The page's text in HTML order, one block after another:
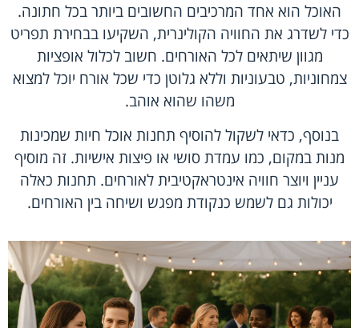
האוכל הוא אחד המרכיבים החשובים ביותר בכל חתונה.
כדי לשדרג את החוויה הקולינרית, השקיעו בבחירת תפריט
מגוון שיתאים לכל האורחים. חשוב לכלול אופציות
צמחוניות, טבעוניות וללא גלוטן כדי שכל אורח יוכל למצוא
משהו שהוא אוהב.
בנוסף, כדאי לשקול להוסיף תחנות אוכל חיות שמכינות
מנות במקום, כמו עמדת סושי או פיצות אישיות. זה מוסיף
עניין ויוצר חוויה אינטראקטיבית לאורחים. תחנות כאלה
יכולות גם לשמש כנקודת מפגש ושיחה בין האורחים.